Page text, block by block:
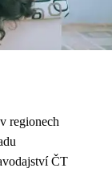
regionech
ČT